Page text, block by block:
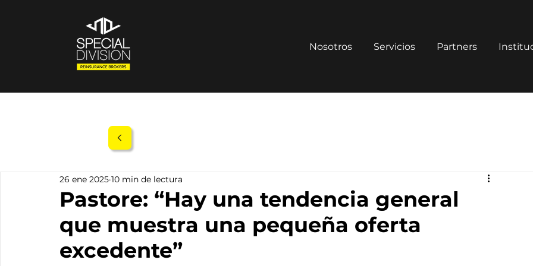
Nosotros Servicios Partners
Pastore: “Hay una tendencia general
que muestra una pequeña oferta
excedente”
26 ene 2025 10 min de lectura